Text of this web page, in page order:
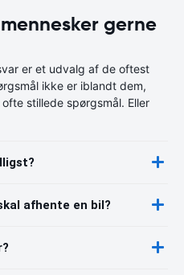
gerne
er et udvalg af de oftest
ikke er iblandt dem,
stillede spørgsmål. Eller
afhente en bil?